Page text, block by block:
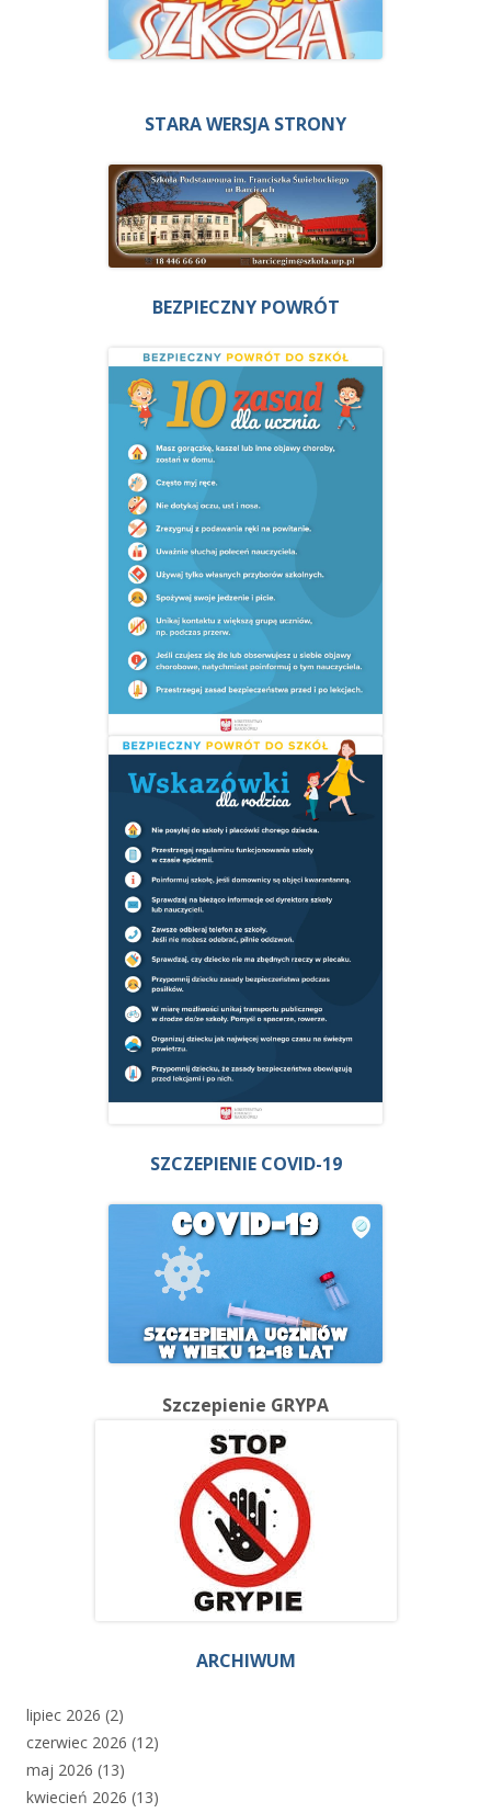
STARA WERSJA STRONY
BEZPIECZNY POWRÓT
SZCZEPIENIE COVID-19
Szczepienie GRYPA
ARCHIWUM
lipiec 2026 (2)
czerwiec 2026 (12)
maj 2026 (13)
kwiecień 2026 (13)